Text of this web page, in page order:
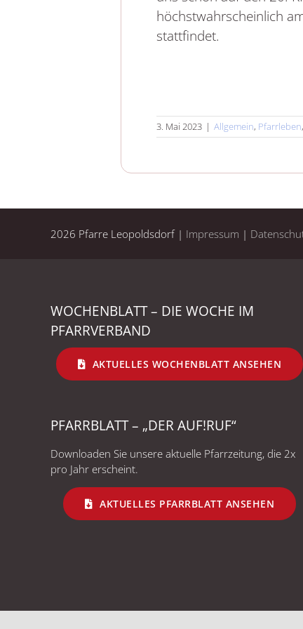
höchstwahrscheinlich
stattfindet.
3. Mai 2023 | Allgemein, Pfarrleben,
2026 Pfarre Leopoldsdorf | Impressum |
WOCHENBLATT – DIE WOCHE IM
PFARRVERBAND
AKTUELLES WOCHENBLATT ANSEHEN
PFARRBLATT – „DER AUF!RUF“
Downloaden Sie unsere aktuelle Pfarrzeitung, die 2x
pro Jahr erscheint.
AKTUELLES PFARRBLATT ANSEHEN